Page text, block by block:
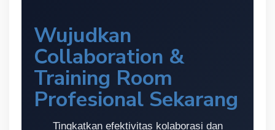
Wujudkan
Collaboration &
Training Room
Profesional Sekarang
Tingkatkan efektivitas kolaborasi dan